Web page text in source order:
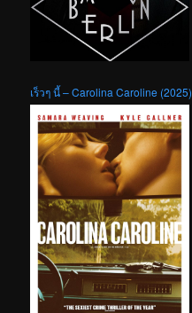
เร็วๆ นี้ – Carolina Caroline (2025)